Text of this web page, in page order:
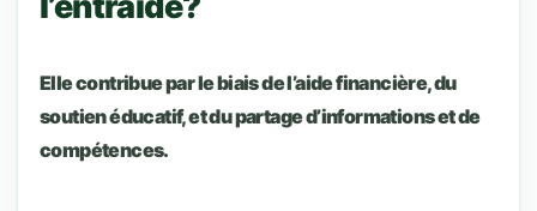
Elle contribue par le biais de l’aide financière, du
soutien éducatif, et du partage d’informations et de
compétences.